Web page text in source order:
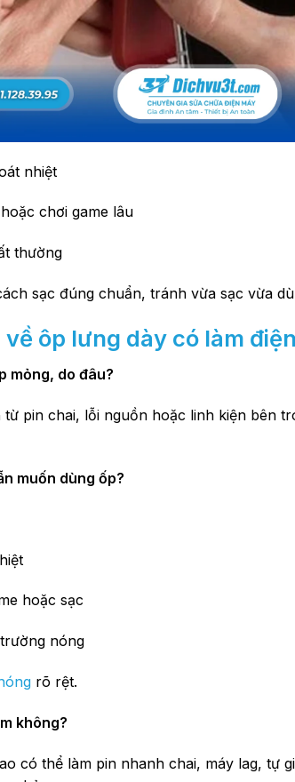
nhiệt
chơi game lâu
thường
sạc đúng chuẩn, tránh vừa sạc vừa
về ôp lưng dày có làm
mỏng, do đâu?
pin chai, lỗi nguồn hoặc linh kiện bên
muốn dùng ốp?
hoặc sạc
nóng
rõ rệt.
không?
có thể làm pin nhanh chai, máy lag, tự